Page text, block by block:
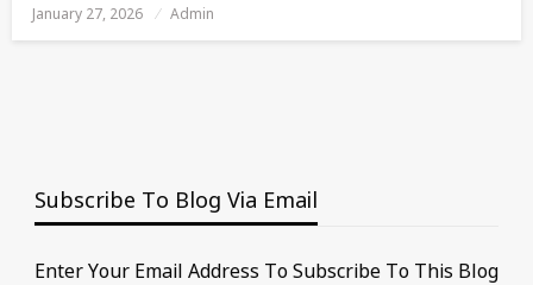
Posted
January 27, 2026 Admin
Subscribe To Blog Via Email
Enter Your Email Address To Subscribe To This Blog